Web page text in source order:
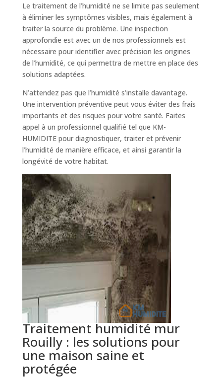
Le traitement de l’humidité ne se limite pas seulement
à éliminer les symptômes visibles, mais également à
traiter la source du problème. Une inspection
approfondie est avec un de nos professionnels est
nécessaire pour identifier avec précision les origines
de l’humidité, ce qui permettra de mettre en place des
solutions adaptées.
N’attendez pas que l’humidité s’installe davantage.
Une intervention préventive peut vous éviter des frais
importants et des risques pour votre santé. Faites
appel à un professionnel qualifié tel que KM-
HUMIDITE pour diagnostiquer, traiter et prévenir
l’humidité de manière efficace, et ainsi garantir la
longévité de votre habitat.
Traitement humidité mur
Rouilly : les solutions pour
une maison saine et
protégée